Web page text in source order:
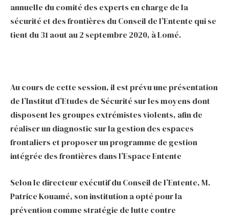
annuelle du comité des experts en charge de la
sécurité et des frontières du Conseil de l’Entente qui se
tient du 31 aout au 2 septembre 2020, à Lomé.
Au cours de cette session, il est prévu une présentation
de l’Institut d’Etudes de Sécurité sur les moyens dont
disposent les groupes extrémistes violents, afin de
réaliser un diagnostic sur la gestion des espaces
frontaliers et proposer un programme de gestion
intégrée des frontières dans l’Espace Entente
Selon le directeur exécutif du Conseil de l’Entente, M.
Patrice Kouamé, son institution a opté pour la
prévention comme stratégie de lutte contre